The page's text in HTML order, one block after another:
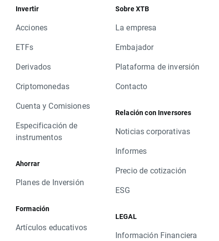
Invertir
Acciones
ETFs
Derivados
Criptomonedas
Cuenta y Comisiones
Especificación de
instrumentos
Ahorrar
Planes de Inversión
Formación
Artículos educativos
Sobre XTB
La empresa
Embajador
Plataforma de inversión
Contacto
Relación con Inversores
Noticias corporativas
Informes
Precio de cotización
ESG
LEGAL
Información Financiera